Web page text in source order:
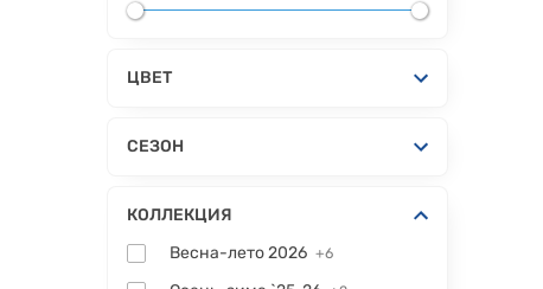
ЦВЕТ
СЕЗОН
КОЛЛЕКЦИЯ
Весна-лето 2026 +6